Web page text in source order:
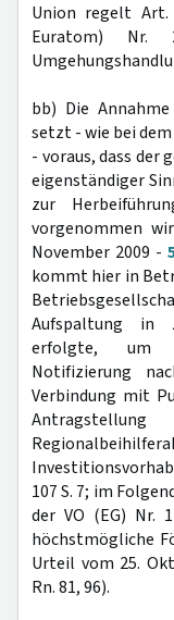
Union regelt Art.
Euratom) Nr.
bb) Die
setzt - wie bei
- voraus, dass der
eigenständiger
zur
vorgenommen
November 2009 -
kommt hier in
Aufspaltung in
erfolgte, um
Notifizierung
Verbindung mit
Antragstellung
107 S. 7; im
der VO (EG) Nr.
höchstmögliche
Urteil vom 25.
Rn. 81, 96).